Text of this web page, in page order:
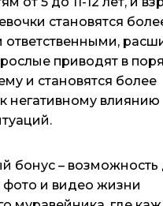
становятся
приводят в
и становятся более
негативному влиянию
бонус – возможность
и видео жизни